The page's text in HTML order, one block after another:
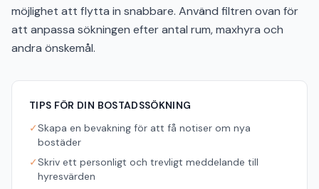
möjlighet att flytta in snabbare. Använd filtren ovan för
att anpassa sökningen efter antal rum, maxhyra och
andra önskemål.
TIPS FÖR DIN BOSTADSSÖKNING
✓Skapa en bevakning för att få notiser om nya
bostäder
✓Skriv ett personligt och trevligt meddelande till
hyresvärden